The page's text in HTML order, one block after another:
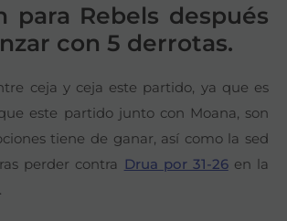
para Rebels después
con 5 derrotas.
ceja y ceja este partido, ya que es
este partido junto con Moana, son
tiene de ganar, así como la sed
perder contra Drua por 31-26en la